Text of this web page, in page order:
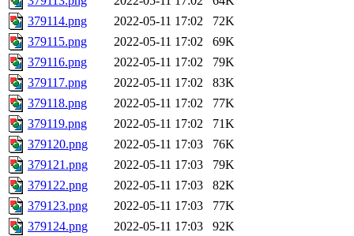
379114.png
2022-05-11 17:02
72K
379115.png
2022-05-11 17:02
69K
379116.png
2022-05-11 17:02
79K
379117.png
2022-05-11 17:02
83K
379118.png
2022-05-11 17:02
77K
379119.png
2022-05-11 17:02
71K
379120.png
2022-05-11 17:03
76K
379121.png
2022-05-11 17:03
79K
379122.png
2022-05-11 17:03
82K
379123.png
2022-05-11 17:03
77K
379124.png
2022-05-11 17:03
92K